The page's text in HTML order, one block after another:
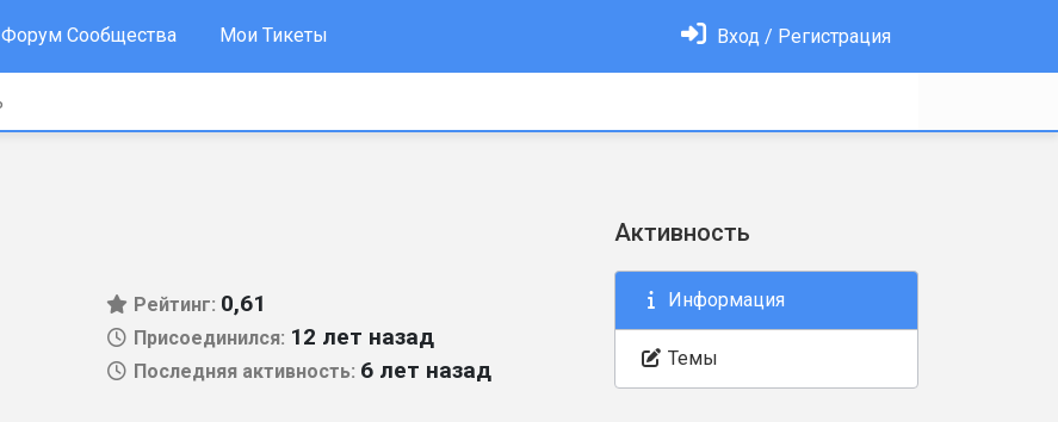
Форум Сообщества Мои Тикеты Вход / Регистрация
Рейтинг: 0,61
Присоединился: 12 лет назад
Последняя активность: 6 лет назад
Активность
Информация
Темы